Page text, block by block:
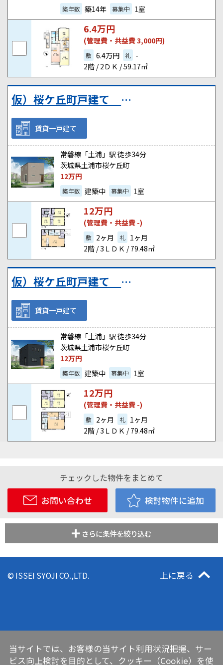
築年数 築14年 募集中 1室
6.4万円
(管理費・共益費 3,000円)
敷 6.4万円 礼 -
2階 / 2ＤＫ / 59.17㎡
仮）桜ケ丘町戸建て Ａ棟
賃貸一戸建て
常磐線「土浦」駅 徒歩34分
茨城県土浦市桜ケ丘町
12万円
築年数 建築中 募集中 1室
12万円
(管理費・共益費 -)
敷 2ヶ月 礼 1ヶ月
2階 / 3ＬＤＫ / 79.48㎡
仮）桜ケ丘町戸建て Ｂ棟
賃貸一戸建て
常磐線「土浦」駅 徒歩34分
茨城県土浦市桜ケ丘町
12万円
築年数 建築中 募集中 1室
12万円
(管理費・共益費 -)
敷 2ヶ月 礼 1ヶ月
2階 / 3ＬＤＫ / 79.48㎡
チェックした物件をまとめて
お問い合わせ
検討物件に追加
さらに条件を絞り込む
© ISSEI SYOJI CO.,LTD. 上に戻る
当サイトでは、お客様の当サイト利用状況把握、サー
ビス向上検討を目的として、クッキー（Cookie）を使